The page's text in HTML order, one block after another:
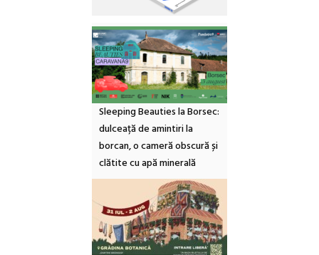
Sleeping Beauties la Borsec:
dulceață de amintiri la
borcan, o cameră obscură și
clătite cu apă minerală